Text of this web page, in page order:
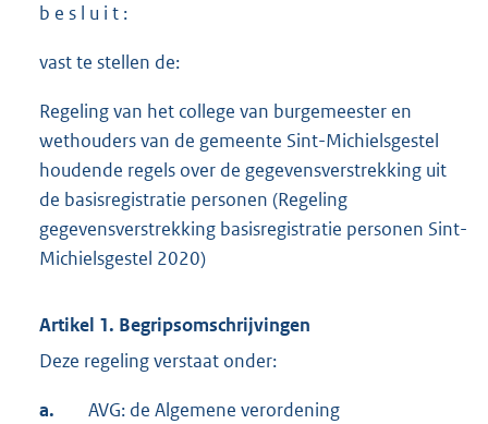
b e s l u i t :
vast te stellen de:
Regeling van het college van burgemeester en
wethouders van de gemeente Sint-Michielsgestel
houdende regels over de gegevensverstrekking uit
de basisregistratie personen (Regeling
gegevensverstrekking basisregistratie personen Sint-
Michielsgestel 2020)
Artikel 1. Begripsomschrijvingen
Deze regeling verstaat onder:
a.
AVG: de Algemene verordening